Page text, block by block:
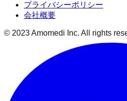
プライバシーポリシー
会社概要
© 2023 Amomedi Inc. All rights